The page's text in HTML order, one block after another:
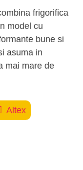
frigorifica
model cu
bune si
asuma in
mai mare de
Altex